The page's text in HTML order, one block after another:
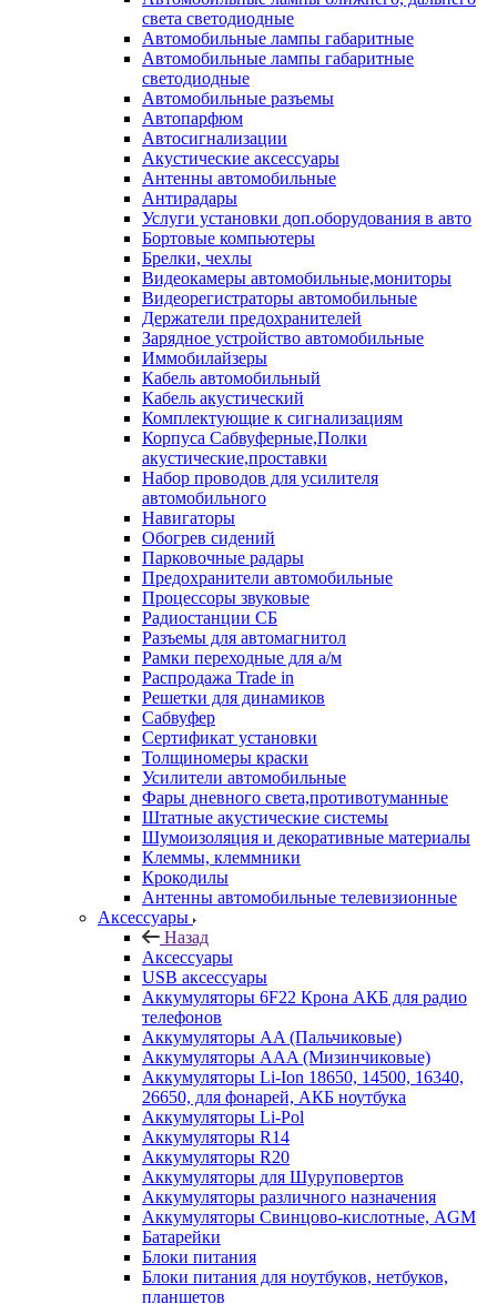
света светодиодные
Автомобильные лампы габаритные
Автомобильные лампы габаритные
светодиодные
Автомобильные разъемы
Автопарфюм
Автосигнализации
Акустические аксессуары
Антенны автомобильные
Антирадары
Услуги установки доп.оборудования в авто
Бортовые компьютеры
Брелки, чехлы
Видеокамеры автомобильные,мониторы
Видеорегистраторы автомобильные
Держатели предохранителей
Зарядное устройство автомобильные
Иммобилайзеры
Кабель автомобильный
Кабель акустический
Комплектующие к сигнализациям
Корпуса Сабвуферные,Полки
акустические,проставки
Набор проводов для усилителя
автомобильного
Навигаторы
Обогрев сидений
Парковочные радары
Предохранители автомобильные
Процессоры звуковые
Радиостанции СБ
Разъемы для автомагнитол
Рамки переходные для а/м
Распродажа Trade in
Решетки для динамиков
Сабвуфер
Сертификат установки
Толщиномеры краски
Усилители автомобильные
Фары дневного света,противотуманные
Штатные акустические системы
Шумоизоляция и декоративные материалы
Клеммы, клеммники
Крокодилы
Антенны автомобильные телевизионные
Аксессуары
Назад
Аксессуары
USB аксессуары
Аккумуляторы 6F22 Крона АКБ для радио
телефонов
Аккумуляторы AA (Пальчиковые)
Аккумуляторы AAA (Мизинчиковые)
Аккумуляторы Li-Ion 18650, 14500, 16340,
26650, для фонарей, АКБ ноутбука
Аккумуляторы Li-Pol
Аккумуляторы R14
Аккумуляторы R20
Аккумуляторы для Шуруповертов
Аккумуляторы различного назначения
Аккумуляторы Свинцово-кислотные, AGM
Батарейки
Блоки питания
Блоки питания для ноутбуков, нетбуков,
планшетов